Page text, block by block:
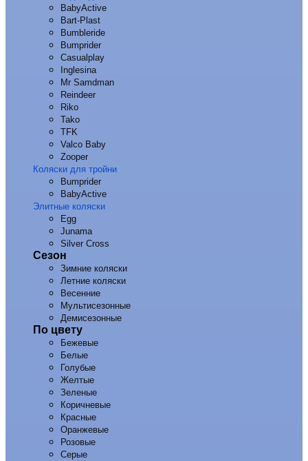
BabyActive
Bart-Plast
Bumbleride
Bumprider
Casualplay
Inglesina
Mr Samdman
Reindeer
Riko
Tako
TFK
Valco Baby
Zooper
Коляски для тройни
Bumprider
BabyActive
Элитные коляски
Egg
Junama
Silver Cross
Сезон
Зимние коляски
Летние коляски
Весенние
Мультисезонные
Демисезонные
По цвету
Бежевые
Белые
Голубые
Желтые
Зеленые
Коричневые
Красные
Оранжевые
Розовые
Серые